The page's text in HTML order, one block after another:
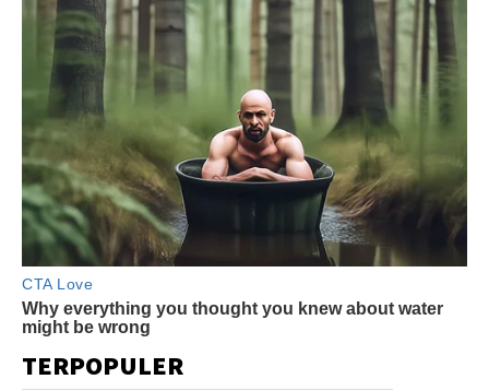
TERPOPULER